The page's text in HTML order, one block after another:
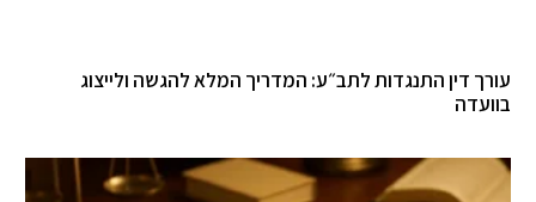
עורך דין התנגדות לתב״ע: המדריך המלא להגשה ולייצוג
בוועדה